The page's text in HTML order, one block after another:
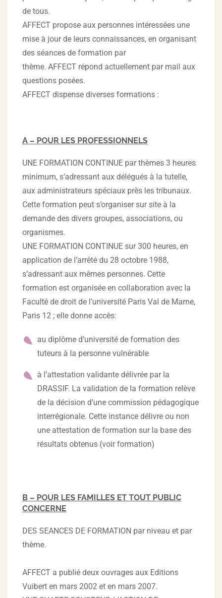
de tous.
AFFECT propose aux personnes intéressées une
mise à jour de leurs connaissances, en organisant
des séances de formation par
thème. AFFECT répond actuellement par mail aux
questions posées.
AFFECT dispense diverses formations :
A – POUR LES PROFESSIONNELS
UNE FORMATION CONTINUE par thèmes 3 heures
minimum, s’adressant aux délégués à la tutelle,
aux administrateurs spéciaux près les tribunaux.
Cette formation peut s’organiser sur site à la
demande des divers groupes, associations, ou
organismes.
UNE FORMATION CONTINUE sur 300 heures, en
application de l’arrêté du 28 octobre 1988,
s’adressant aux mêmes personnes. Cette
formation est organisée en collaboration avec la
Faculté de droit de l’université Paris Val de Marne,
Paris 12 ; elle donne accès:
au diplôme d’université de formation des
tuteurs à la personne vulnérable
à l’attestation validante délivrée par la
DRASSIF. La validation de la formation relève
de la décision d’une commission pédagogique
interrégionale. Cette instance délivre ou non
une attestation de formation sur la base des
résultats obtenus (voir formation)
B – POUR LES FAMILLES ET TOUT PUBLIC
CONCERNE
DES SEANCES DE FORMATION par niveau et par
thème.
AFFECT a publié deux ouvrages aux Editions
Vuibert en mars 2002 et en mars 2007.